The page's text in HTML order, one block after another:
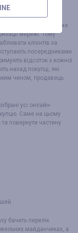
Реклама вже
мережі. Тому
клієнтів за
посередниками
відсоток з кожної
назад покупці, які
чином, продавець
усі онлайн-
Саме на цьому
повернути частину
бачить перелік
майданчиках, а